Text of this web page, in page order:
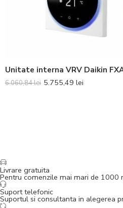
6.060,84lei 5.755,49 lei
Livrare gratuita
Pentru comenzile mai mari de 1000
Suport telefonic
Suportul si consultanta in alegerea